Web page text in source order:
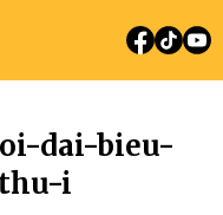
dai-bieu-
i